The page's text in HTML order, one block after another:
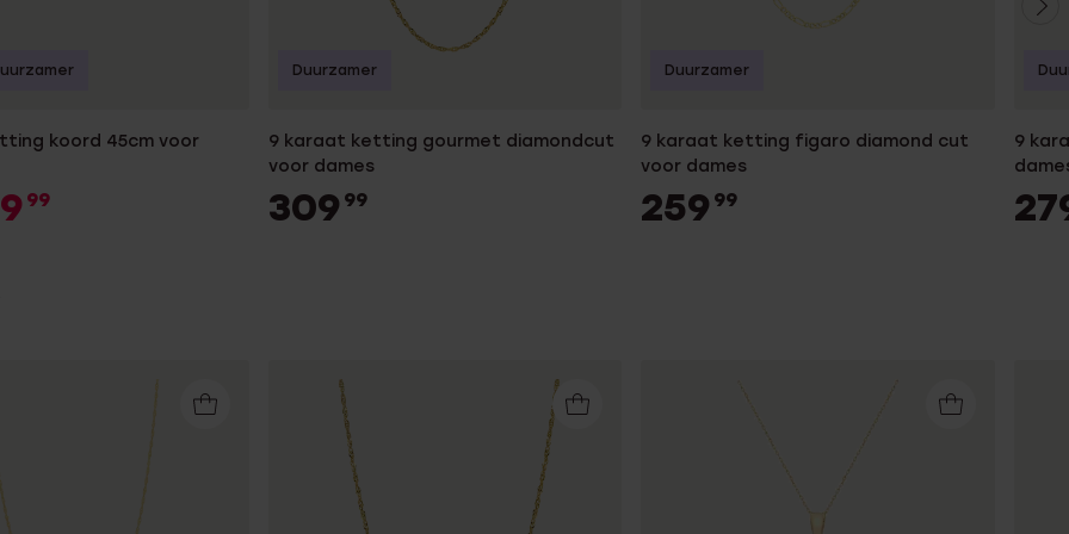
koord 45cm voor
99
9 karaat ketting gourmet diamondcut
voor dames
309 99
Duurzamer
9 karaat ketting figaro diamond cut
voor dames
259 99
Duurzamer
9